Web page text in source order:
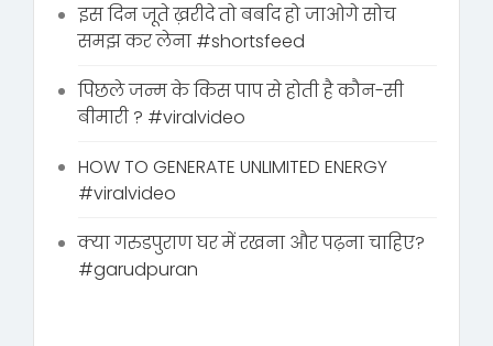
इस दिन जूते ख़रीदे तो बर्बाद हो जाओगे सोच
समझ कर लेना #shortsfeed
पिछले जन्म के किस पाप से होती है कौन-सी
बीमारी ? #viralvideo
HOW TO GENERATE UNLIMITED ENERGY
#viralvideo
क्या गरुडपुराण घर में रखना और पढ़ना चाहिए?
#garudpuran